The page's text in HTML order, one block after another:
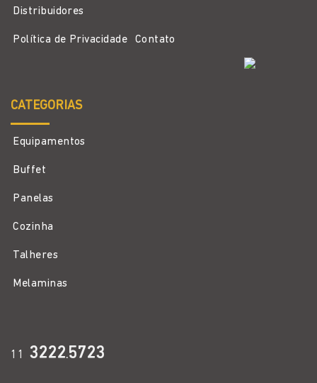
Distribuidores
Política de Privacidade Contato
CATEGORIAS
Equipamentos
Buffet
Panelas
Cozinha
Talheres
Melaminas
11 3222.5723